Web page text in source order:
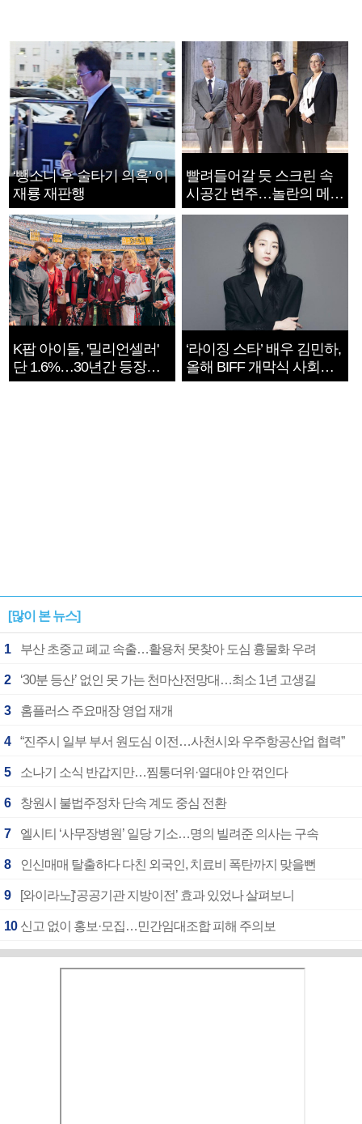
‘뺑소니 후 술타기 의혹’ 이
재룡 재판행
빨려들어갈 듯 스크린 속
시공간 변주…놀란의 메시
지는 ‘전쟁 속죄’
K팝 아이돌, '밀리언셀러'
단 1.6%…30년간 등장
1182개팀 전수조사
‘라이징 스타’ 배우 김민하,
올해 BIFF 개막식 사회자
확정
[많이 본 뉴스]
1 부산 초중교 폐교 속출…활용처 못찾아 도심 흉물화 우려
2 ‘30분 등산’ 없인 못 가는 천마산전망대…최소 1년 고생길
3 홈플러스 주요매장 영업 재개
4 “진주시 일부 부서 원도심 이전…사천시와 우주항공산업 협력”
5 소나기 소식 반갑지만…찜통더위·열대야 안 꺾인다
6 창원시 불법주정차 단속 계도 중심 전환
7 엘시티 ‘사무장병원’ 일당 기소…명의 빌려준 의사는 구속
8 인신매매 탈출하다 다친 외국인, 치료비 폭탄까지 맞을뻔
9 [와이라노]‘공공기관 지방이전’ 효과 있었나 살펴보니
10 신고 없이 홍보·모집…민간임대조합 피해 주의보